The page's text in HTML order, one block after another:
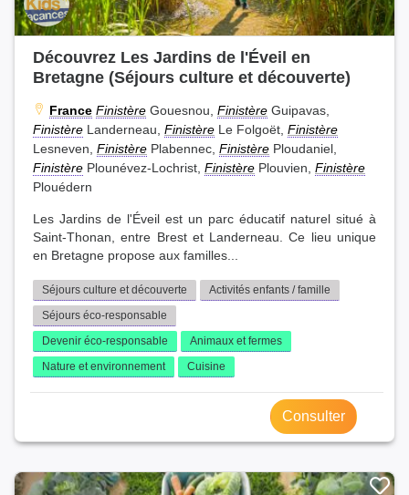
Découvrez Les Jardins de l'Éveil en
Bretagne (Séjours culture et découverte)
France Finistère Gouesnou, Finistère Guipavas,
Finistère Landerneau, Finistère Le Folgoët, Finistère
Lesneven, Finistère Plabennec, Finistère Ploudaniel,
Finistère Plounévez-Lochrist, Finistère Plouvien, Finistère
Plouédern
Les Jardins de l'Éveil est un parc éducatif naturel situé à
Saint-Thonan, entre Brest et Landerneau. Ce lieu unique
en Bretagne propose aux familles...
Séjours culture et découverte
Activités enfants / famille
Séjours éco-responsable
Devenir éco-responsable
Animaux et fermes
Nature et environnement
Cuisine
Consulter